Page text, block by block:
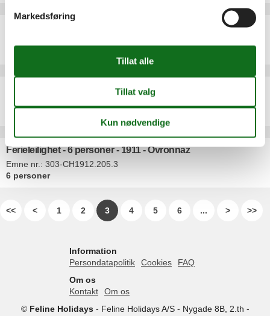
Feriehus - 4 personer - 1955 - Ovronnaz
Ferieleilighet - 6 personer - 1911 - Ovronnaz
Emne nr.: 303-CH1912.205.3
6 personer
<< < 1 2 3 4 5 6 ... > >>
Information
Persondatapolitik
Cookies
FAQ
Om os
Kontakt
Om os
© Feline Holidays- Feline Holidays A/S- Nygade 8B, 2.th -
Markedsføring